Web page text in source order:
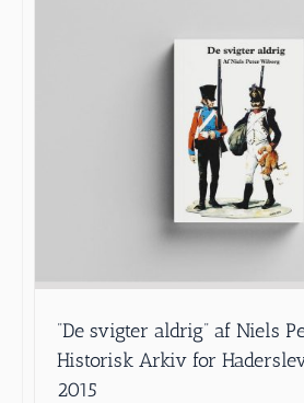
”De svigter aldrig” af Niels
Historisk Arkiv for
2015